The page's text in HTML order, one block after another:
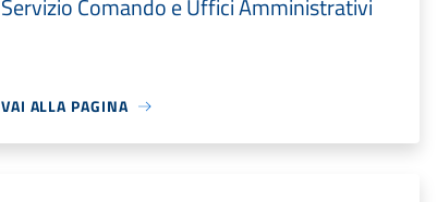
Servizio Comando e Uffici Amministrativi
VAI ALLA PAGINA